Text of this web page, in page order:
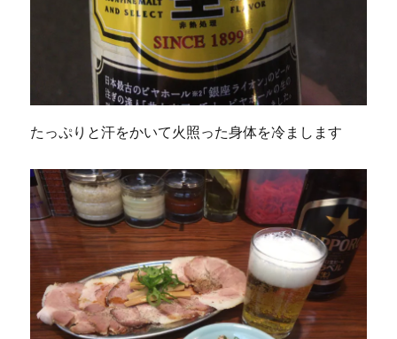
たっぷりと汗をかいて火照った身体を冷まします